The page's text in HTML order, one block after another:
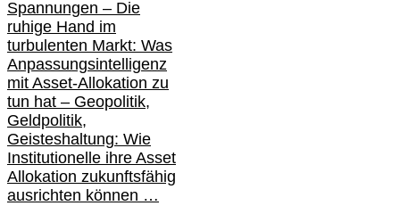
Spannungen – Die
ruhige Hand im
turbulenten Markt: Was
Anpassungsintelligenz
mit Asset-Allokation zu
tun hat – Geopolitik,
Geldpolitik,
Geisteshaltung: Wie
Institutionelle ihre Asset
Allokation zukunftsfähig
ausrichten können …